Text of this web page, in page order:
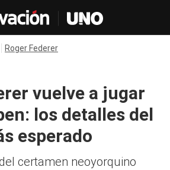
Roger Federer
vuelve a jugar
los detalles del
esperado
certamen neoyorquino